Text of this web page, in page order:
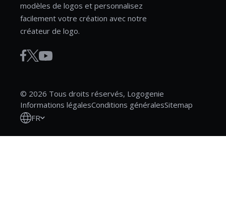
modèles de logos et personnalisez
facilement votre création avec notre
créateur de logo.
© 2026 Tous droits réservés, Logogenie
Informations légalesConditions généralesSitemap
FR